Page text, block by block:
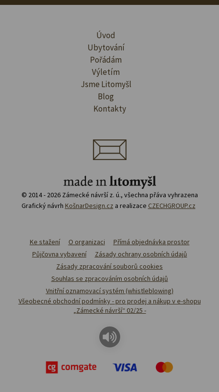
Úvod
Ubytování
Pořádám
Výletím
Jsme Litomyšl
Blog
Kontakty
© 2014 - 2026 Zámecké návrší z. ú., všechna přáva vyhrazena
Grafický návrh KošnarDesign.cz a realizace CZECHGROUP.cz
Ke stažení O organizaci
Přímá objednávka prostor
Půjčovna vybavení
Zásady ochrany osobních údajů
Zásady zpracování souborů cookies
Souhlas se zpracováním osobních údajů
Vnitřní oznamovací systém (whistleblowing)
Všeobecné obchodní podmínky - pro prodej a nákup v e-shopu
„Zámecké návrší“ 02/25 -